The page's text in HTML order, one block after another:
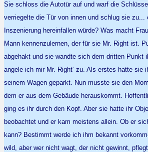
Sie schloss die Autotür auf und warf die
verriegelte die Tür von innen und schlug sie zu...
Inszenierung hereinfallen würde? Was macht
Mann kennenzulernen, der für sie Mr. Right ist.
abgehakt und sie wandte sich dem dritten Punkt
angele ich mir Mr. Right‘ zu. Als erstes hatte sie
seinem Wagen geparkt. Nun musste sie den
dem er aus dem Gebäude herauskommt.
ging es ihr durch den Kopf. Aber sie hatte ihr
beobachtet und er kam meistens allein. Ob er
kann? Bestimmt werde ich ihm bekannt
wild, aber wer nicht wagt, der nicht gewinnt,